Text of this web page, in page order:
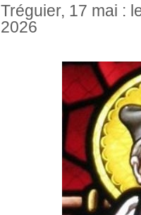
Tréguier, 17 mai :
2026